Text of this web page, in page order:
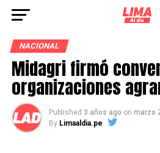
NACIONAL
Midagri firmó
organizaciones
Published 3 años ago on marzo
By Limaaldia.pe